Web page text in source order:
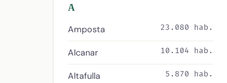
A
Amposta 23.080 hab.
Alcanar 10.104 hab.
Altafulla 5.870 hab.